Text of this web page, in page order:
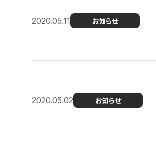
2020.05.11 お知らせ
2020.05.02 お知らせ